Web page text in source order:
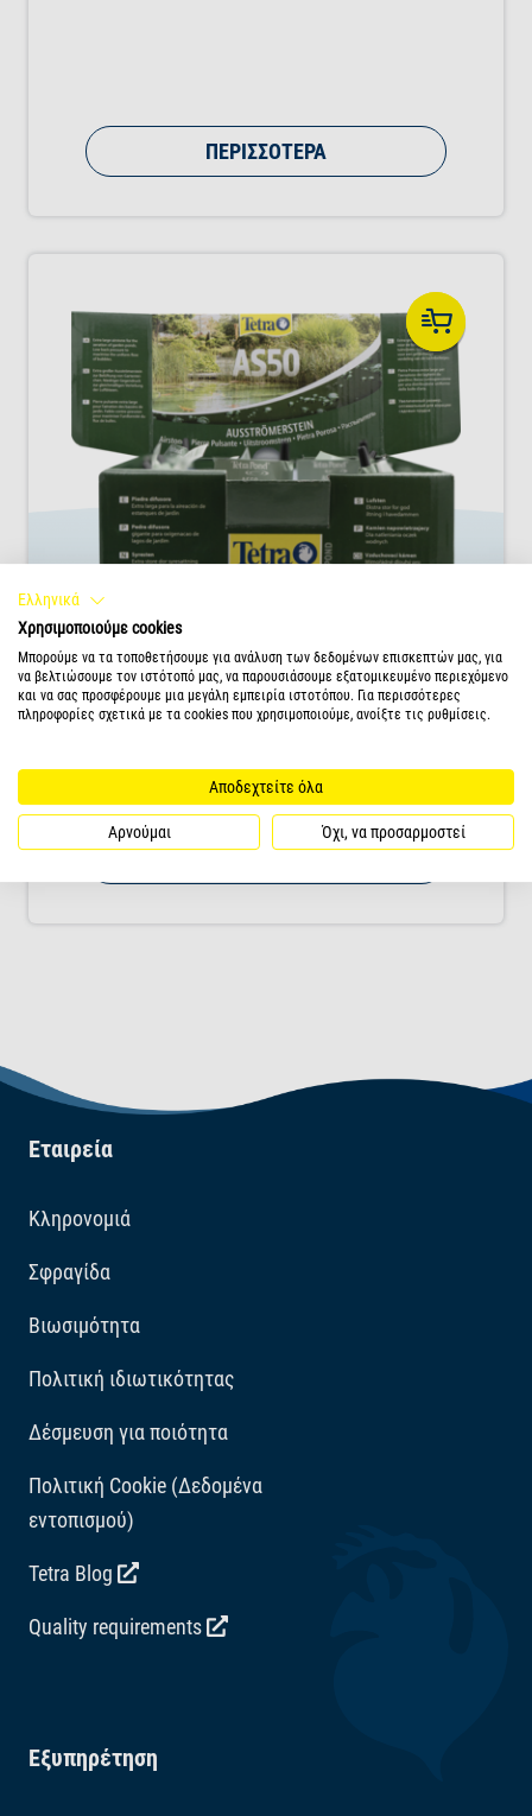
ΠΕΡΙΣΣΌΤΕΡΑ
Tetra Pond AS 50 Air Stone
Μια οικολογική, μακροπρόθεσμη μέθοδος
σύνδεση αντλίας αέρα.
ΠΕΡΙΣΣΌΤΕΡΑ
Εταιρεία
Κληρονομιά
Σφραγίδα
Βιωσιμότητα
Πολιτική ιδιωτικότητας
Δέσμευση για ποιότητα
Πολιτική Cookie (Δεδομένα
εντοπισμού)
Tetra Blog
Quality requirements
Εξυπηρέτηση
Ελληνικά
Χρησιμοποιούμε cookies
Μπορούμε να τα τοποθετήσουμε για ανάλυση των δεδομένων επισκεπτών μας, για
να βελτιώσουμε τον ιστότοπό μας, να παρουσιάσουμε εξατομικευμένο περιεχόμενο
και να σας προσφέρουμε μια μεγάλη εμπειρία ιστοτόπου. Για περισσότερες
πληροφορίες σχετικά με τα cookies που χρησιμοποιούμε, ανοίξτε τις ρυθμίσεις.
Αποδεχτείτε όλα
Αρνούμαι Όχι, να προσαρμοστεί